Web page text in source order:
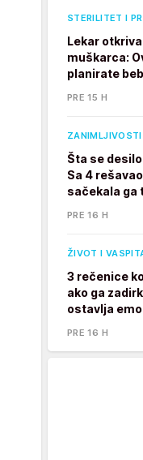
STERILITET I
Lekar
muškarca:
planirate
PRE 15 H
ZANIMLJIVOSTI
Šta se
Sa 4
sačekala ga
PRE 16 H
ŽIVOT I
3 rečenice
ako ga
ostavlja
PRE 16 H